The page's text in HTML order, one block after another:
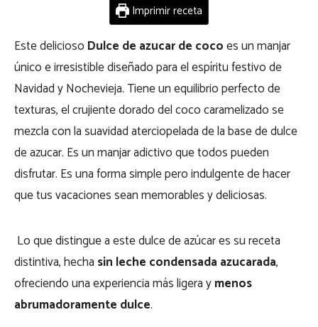
Imprimir receta
Este delicioso Dulce de azucar de cocoes un manjar
único e irresistible diseñado para el espíritu festivo de
Navidad y Nochevieja. Tiene un equilibrio perfecto de
texturas, el crujiente dorado del coco caramelizado se
mezcla con la suavidad aterciopelada de la base de dulce
de azucar. Es un manjar adictivo que todos pueden
disfrutar. Es una forma simple pero indulgente de hacer
que tus vacaciones sean memorables y deliciosas.
Lo que distingue a este dulce de azúcar es su receta
distintiva, hecha sin leche condensada azucarada,
ofreciendo una experiencia más ligera ymenos
abrumadoramente dulce.